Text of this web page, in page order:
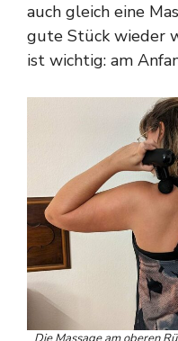
auch gleich eine
gute Stück wieder
ist wichtig: am